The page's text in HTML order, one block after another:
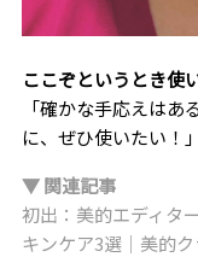
ここぞというとき使
「確かな手応えは
に、ぜひ使いたい！
▼ 関連記事
初出：美的エディタ
キンケア3選｜美的